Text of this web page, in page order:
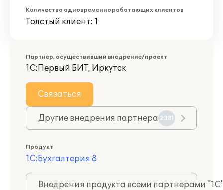
Количество одновременно работающих клиентов
Толстый клиент: 1
Партнер, осуществивший внедрение/проект
1С:Первый БИТ, Иркутск
Связаться
Другие внедрения партнера 2381
Продукт
1С:Бухгалтерия 8
Внедрения продукта всеми партнерами